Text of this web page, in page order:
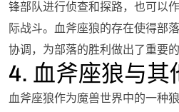
锋部队进行侦查和探路，也可以
际战斗。血斧座狼的存在使得部
协调，为部落的胜利做出了重要的
4. 血斧座狼与其
血斧座狼作为魔兽世界中的一种